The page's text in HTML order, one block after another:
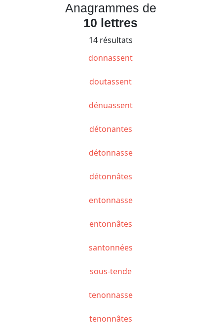
Anagrammes de
10 lettres
14 résultats
donnassent
doutassent
dénuassent
détonantes
détonnasse
détonnâtes
entonnasse
entonnâtes
santonnées
sous-tende
tenonnasse
tenonnâtes